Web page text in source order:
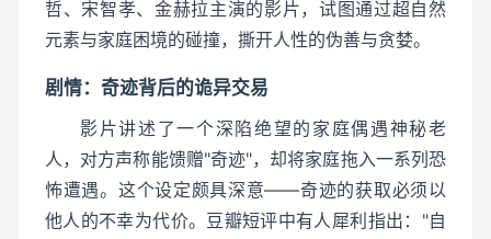
哲、宋智孝、金赫拉主演的影片，试图通过超自然
元素与家庭困境的碰撞，撕开人性的伪善与贪婪。
剧情：奇迹背后的诡异交易
影片讲述了一个深陷绝望的家庭偶遇神秘老
人，对方声称能馈赠"奇迹"，却将家庭拖入一系列恐
怖遭遇。这个设定颇具深意——奇迹的获取必须以
他人的不幸为代价。豆瓣短评中有人犀利指出："自